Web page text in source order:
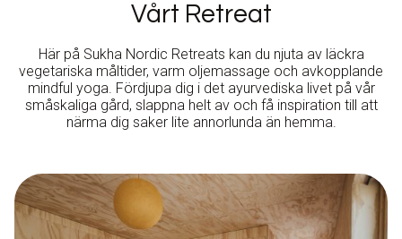
Vårt Retreat
Här på Sukha Nordic Retreats kan du njuta av läckra
vegetariska måltider, varm oljemassage och avkopplande
mindful yoga. Fördjupa dig i det ayurvediska livet på vår
småskaliga gård, slappna helt av och få inspiration till att
närma dig saker lite annorlunda än hemma.